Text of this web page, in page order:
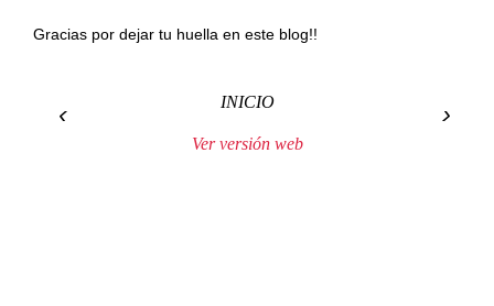
Gracias por dejar tu huella en este blog!!
‹ ›
INICIO
Ver versión web